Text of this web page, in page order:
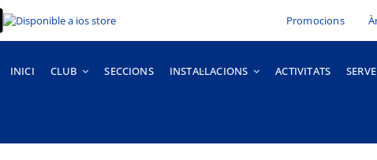
Promocions
INICI CLUB SECCIONS INSTAL·LACIONS ACTIVITATS